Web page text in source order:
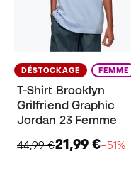
DÉSTOCKAGE FEMME
T-Shirt Brooklyn
Grilfriend Graphic
Jordan 23 Femme
44,99 €21,99 €−51%